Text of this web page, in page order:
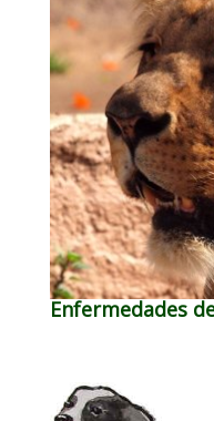
Enfermedades